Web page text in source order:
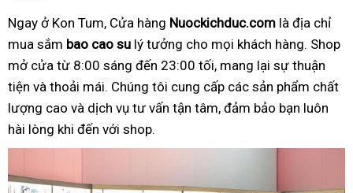
Ngay ở Kon Tum, Cửa hàng Nuockichduc.com là địa chỉ
mua sắm bao cao su lý tưởng cho mọi khách hàng. Shop
mở cửa từ 8:00 sáng đến 23:00 tối, mang lại sự thuận
tiện và thoải mái. Chúng tôi cung cấp các sản phẩm chất
lượng cao và dịch vụ tư vấn tận tâm, đảm bảo bạn luôn
hài lòng khi đến với shop.